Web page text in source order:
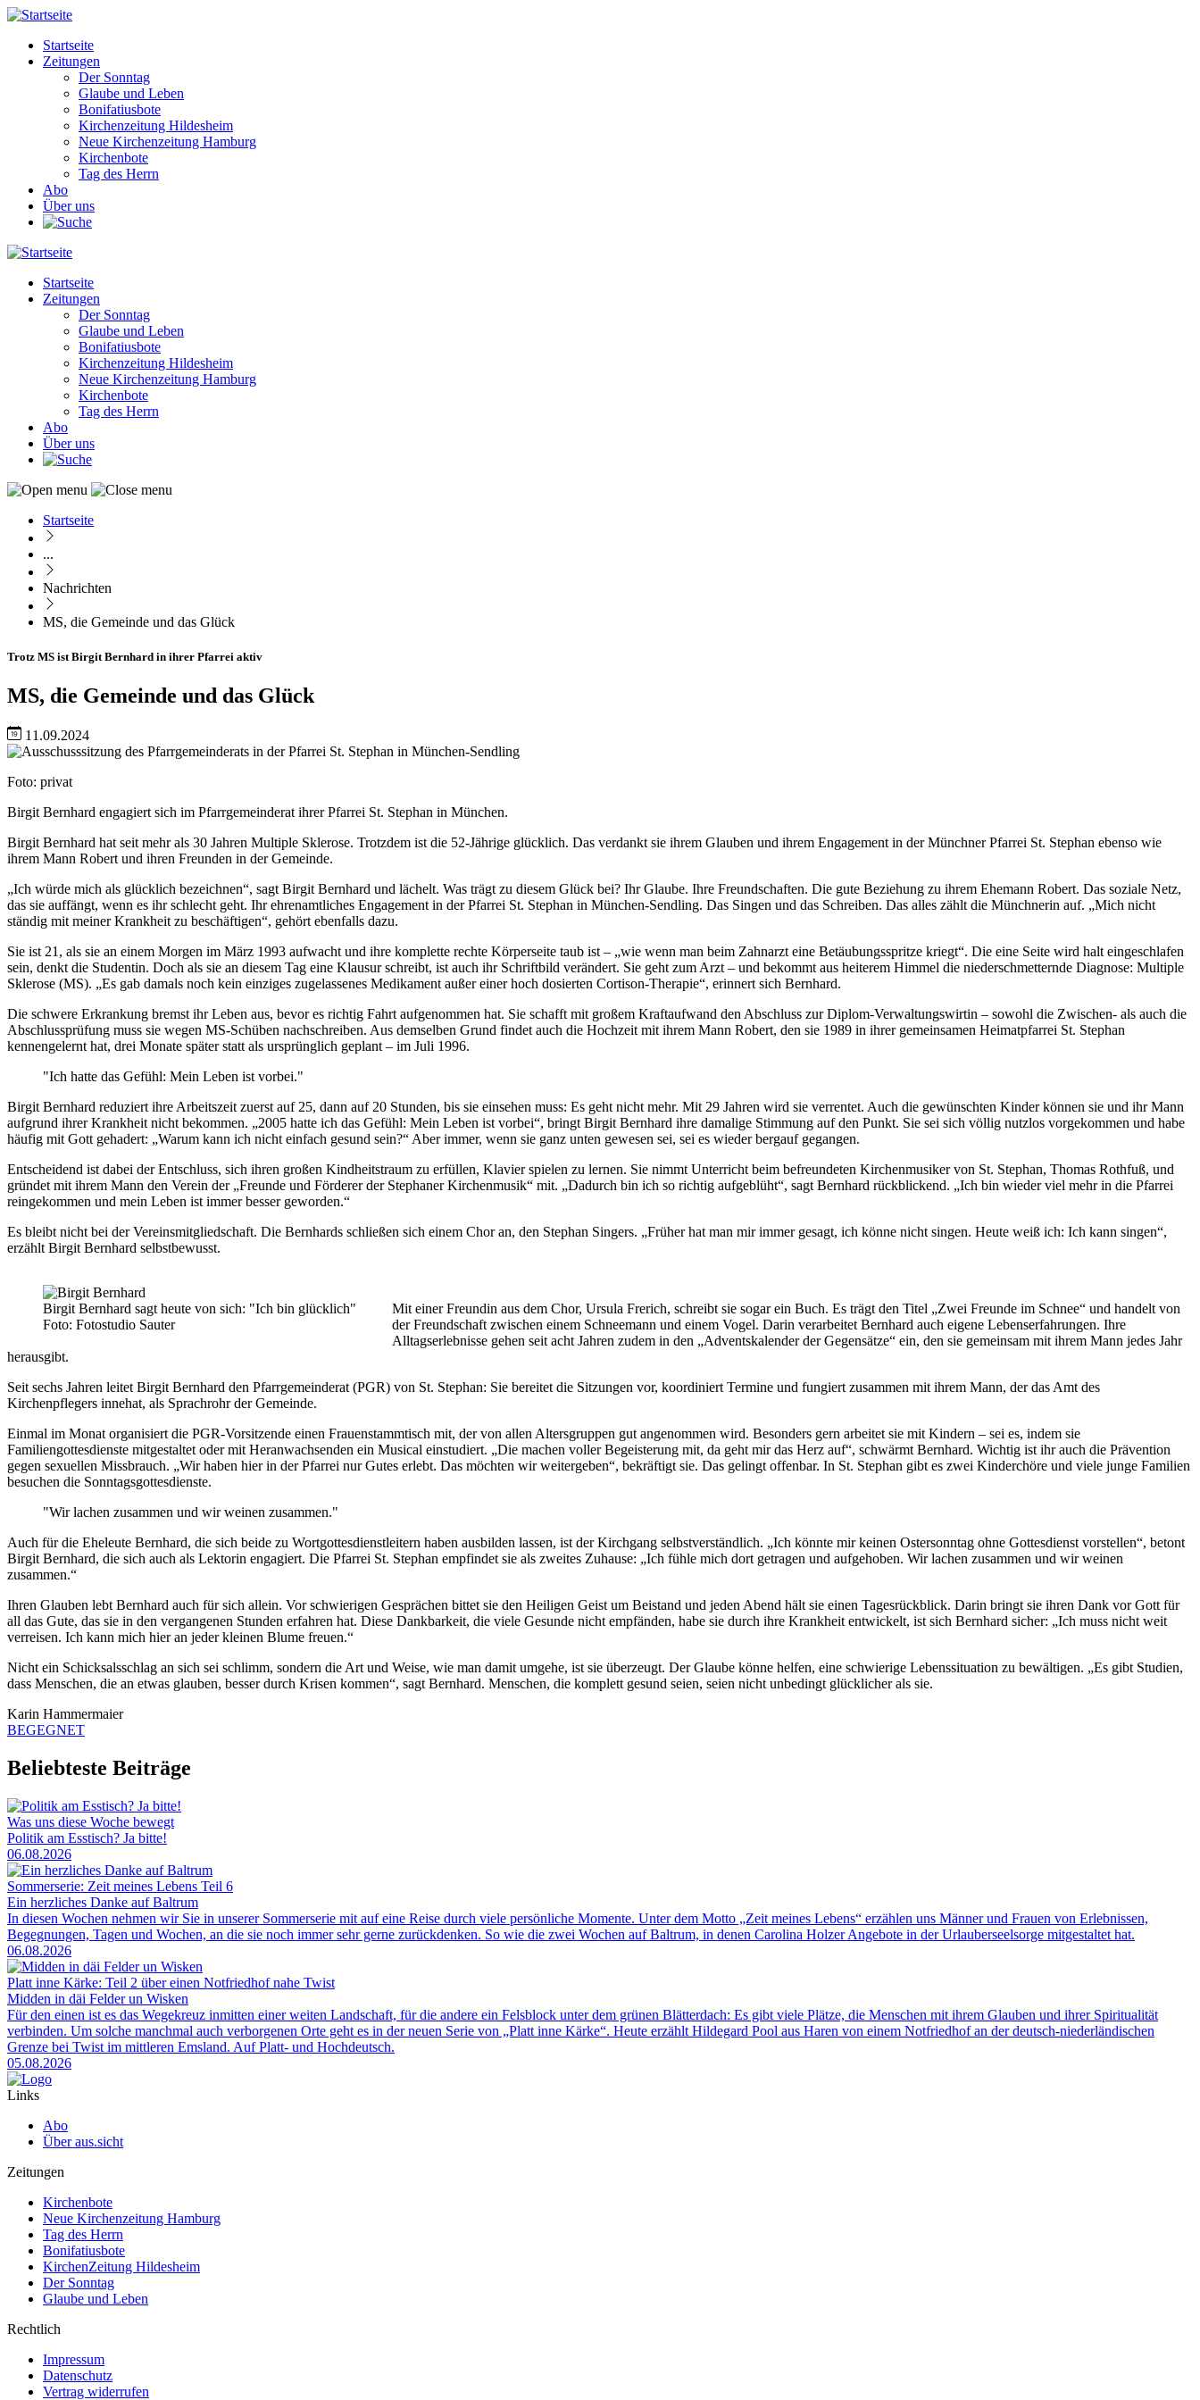
Direkt
Inhalt
Main
navigation
Startseite
Zeitungen
Der Sonntag
Glaube und Leben
Bonifatiusbote
Kirchenzeitung Hildesheim
Neue Kirchenzeitung Hamburg
Kirchenbote
Tag des Herrn
Abo
Über uns
Main
navigation
Startseite
Zeitungen
Der Sonntag
Glaube und Leben
Bonifatiusbote
Kirchenzeitung Hildesheim
Neue Kirchenzeitung Hamburg
Kirchenbote
Tag des Herrn
Abo
Über uns
Pfadnavigation
Startseite
...
Nachrichten
MS, die Gemeinde und das Glück
Trotz MS ist Birgit Bernhard in ihrer Pfarrei aktiv
MS, die Gemeinde und das Glück
11.09.2024
Image
Nachweis
Foto: privat
Caption
Birgit Bernhard engagiert sich im Pfarrgemeinderat ihrer Pfarrei St. Stephan in München.
Birgit Bernhard hat seit mehr als 30 Jahren Multiple Sklerose. Trotzdem ist die 52-Jährige glücklich. Das verdankt sie ihrem Glauben und ihrem Engagement in der Münchner Pfarrei St. Stephan ebenso wie
ihrem Mann Robert und ihren Freunden in der Gemeinde.
„Ich würde mich als glücklich bezeichnen“, sagt Birgit Bernhard und lächelt. Was trägt zu diesem Glück bei? Ihr Glaube. Ihre Freundschaften. Die gute Beziehung zu ihrem Ehemann Robert. Das soziale Netz,
das sie auffängt, wenn es ihr schlecht geht. Ihr ehrenamtliches Engagement in der Pfarrei St. Stephan in München-Sendling. Das Singen und das Schreiben. Das alles zählt die Münchnerin auf. „Mich nicht
ständig mit meiner Krankheit zu beschäftigen“, gehört ebenfalls dazu.
Sie ist 21, als sie an einem Morgen im März 1993 aufwacht und ihre komplette rechte Körperseite taub ist – „wie wenn man beim Zahnarzt eine Betäubungsspritze kriegt“. Die eine Seite wird halt eingeschlafen
sein, denkt die Studentin. Doch als sie an diesem Tag eine Klausur schreibt, ist auch ihr Schriftbild verändert. Sie geht zum Arzt – und bekommt aus heiterem Himmel die niederschmetternde Diagnose: Multiple
Sklerose (MS). „Es gab damals noch kein einziges zugelassenes Medikament außer einer hoch dosierten Cortison-Therapie“, erinnert sich Bernhard.
Die schwere Erkrankung bremst ihr Leben aus, bevor es richtig Fahrt aufgenommen hat. Sie schafft mit großem Kraftaufwand den Abschluss zur Diplom-Verwaltungswirtin – sowohl die Zwischen- als auch die
Abschlussprüfung muss sie wegen MS-Schüben nachschreiben. Aus demselben Grund findet auch die Hochzeit mit ihrem Mann Robert, den sie 1989 in ihrer gemeinsamen Heimatpfarrei St. Stephan
kennengelernt hat, drei Monate später statt als ursprünglich geplant – im Juli 1996.
"Ich hatte das Gefühl: Mein Leben ist vorbei."
Birgit Bernhard reduziert ihre Arbeitszeit zuerst auf 25, dann auf 20 Stunden, bis sie einsehen muss: Es geht nicht mehr. Mit 29 Jahren wird sie verrentet. Auch die gewünschten Kinder können sie und ihr Mann
aufgrund ihrer Krankheit nicht bekommen. „2005 hatte ich das Gefühl: Mein Leben ist vorbei“, bringt Birgit Bernhard ihre damalige Stimmung auf den Punkt. Sie sei sich völlig nutzlos vorgekommen und habe
häufig mit Gott gehadert: „Warum kann ich nicht einfach gesund sein?“ Aber immer, wenn sie ganz unten gewesen sei, sei es wieder bergauf gegangen.
Entscheidend ist dabei der Entschluss, sich ihren großen Kindheitstraum zu erfüllen, Klavier spielen zu lernen. Sie nimmt Unterricht beim befreundeten Kirchenmusiker von St. Stephan, Thomas Rothfuß, und
gründet mit ihrem Mann den Verein der „Freunde und Förderer der Stephaner Kirchenmusik“ mit. „Dadurch bin ich so richtig aufgeblüht“, sagt Bernhard rückblickend. „Ich bin wieder viel mehr in die Pfarrei
reingekommen und mein Leben ist immer besser geworden.“
Es bleibt nicht bei der Vereinsmitgliedschaft. Die Bernhards schließen sich einem Chor an, den Stephan Singers. „Früher hat man mir immer gesagt, ich könne nicht singen. Heute weiß ich: Ich kann singen“,
erzählt Birgit Bernhard selbstbewusst.
Birgit Bernhard sagt heute von sich: "Ich bin glücklich"
Foto: Fotostudio Sauter
Mit einer Freundin aus dem Chor, Ursula Frerich, schreibt sie sogar ein Buch. Es trägt den Titel „Zwei Freunde im Schnee“ und handelt von
der Freundschaft zwischen einem Schneemann und einem Vogel. Darin verarbeitet Bernhard auch eigene Lebenserfahrungen. Ihre
Alltagserlebnisse gehen seit acht Jahren zudem in den „Adventskalender der Gegensätze“ ein, den sie gemeinsam mit ihrem Mann jedes Jahr
herausgibt.
Seit sechs Jahren leitet Birgit Bernhard den Pfarrgemeinderat (PGR) von St. Stephan: Sie bereitet die Sitzungen vor, koordiniert Termine und fungiert zusammen mit ihrem Mann, der das Amt des
Kirchenpflegers innehat, als Sprachrohr der Gemeinde.
Einmal im Monat organisiert die PGR-Vorsitzende einen Frauenstammtisch mit, der von allen Altersgruppen gut angenommen wird. Besonders gern arbeitet sie mit Kindern – sei es, indem sie
Familiengottesdienste mitgestaltet oder mit Heranwachsenden ein Musical einstudiert. „Die machen voller Begeisterung mit, da geht mir das Herz auf“, schwärmt Bernhard. Wichtig ist ihr auch die Prävention
gegen sexuellen Missbrauch. „Wir haben hier in der Pfarrei nur Gutes erlebt. Das möchten wir weitergeben“, bekräftigt sie. Das gelingt offenbar. In St. Stephan gibt es zwei Kinderchöre und viele junge Familien
besuchen die Sonntagsgottesdienste.
"Wir lachen zusammen und wir weinen zusammen."
Auch für die Eheleute Bernhard, die sich beide zu Wortgottesdienstleitern haben ausbilden lassen, ist der Kirchgang selbstverständlich. „Ich könnte mir keinen Ostersonntag ohne Gottesdienst vorstellen“, betont
Birgit Bernhard, die sich auch als Lektorin engagiert. Die Pfarrei St. Stephan empfindet sie als zweites Zuhause: „Ich fühle mich dort getragen und aufgehoben. Wir lachen zusammen und wir weinen
zusammen.“
Ihren Glauben lebt Bernhard auch für sich allein. Vor schwierigen Gesprächen bittet sie den Heiligen Geist um Beistand und jeden Abend hält sie einen Tagesrückblick. Darin bringt sie ihren Dank vor Gott für
all das Gute, das sie in den vergangenen Stunden erfahren hat. Diese Dankbarkeit, die viele Gesunde nicht empfänden, habe sie durch ihre Krankheit entwickelt, ist sich Bernhard sicher: „Ich muss nicht weit
verreisen. Ich kann mich hier an jeder kleinen Blume freuen.“
Nicht ein Schicksalsschlag an sich sei schlimm, sondern die Art und Weise, wie man damit umgehe, ist sie überzeugt. Der Glaube könne helfen, eine schwierige Lebenssituation zu bewältigen. „Es gibt Studien,
dass Menschen, die an etwas glauben, besser durch Krisen kommen“, sagt Bernhard. Menschen, die komplett gesund seien, seien nicht unbedingt glücklicher als sie.
Karin Hammermaier
BEGEGNET
Beliebteste Beiträge
Was uns diese Woche bewegt
Politik am Esstisch? Ja bitte!
06.08.2026
Sommerserie: Zeit meines Lebens Teil 6
Ein herzliches Danke auf Baltrum
In diesen Wochen nehmen wir Sie in unserer Sommerserie mit auf eine Reise durch viele persönliche Momente. Unter dem Motto „Zeit meines Lebens“ erzählen uns Männer und Frauen von Erlebnissen,
Begegnungen, Tagen und Wochen, an die sie noch immer sehr gerne zurückdenken. So wie die zwei Wochen auf Baltrum, in denen Carolina Holzer Angebote in der Urlauberseelsorge mitgestaltet hat.
06.08.2026
Platt inne Kärke: Teil 2 über einen Notfriedhof nahe Twist
Midden in däi Felder un Wisken
Für den einen ist es das Wegekreuz inmitten einer weiten Landschaft, für die andere ein Felsblock unter dem grünen Blätterdach: Es gibt viele Plätze, die Menschen mit ihrem Glauben und ihrer Spiritualität
verbinden. Um solche manchmal auch verborgenen Orte geht es in der neuen Serie von „Platt inne Kärke“. Heute erzählt Hildegard Pool aus Haren von einem Notfriedhof an der deutsch-niederländischen
Grenze bei Twist im mittleren Emsland. Auf Platt- und Hochdeutsch.
05.08.2026
Links
Abo
Über aus.sicht
Zeitungen
Kirchenbote
Neue Kirchenzeitung Hamburg
Tag des Herrn
Bonifatiusbote
KirchenZeitung Hildesheim
Der Sonntag
Glaube und Leben
Rechtlich
Impressum
Datenschutz
Vertrag widerrufen